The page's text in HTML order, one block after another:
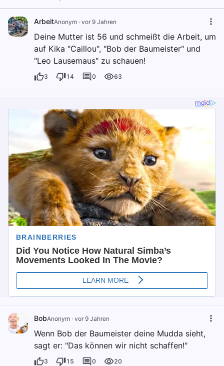
ArbeitAnonym · vor 9 Jahren
Deine Mutter ist 56 und schmeißt die Arbeit, um
auf Kika "Caillou", "Bob der Baumeister" und
"Leo Lausemaus" zu schauen!
3 14 0 63
BobAnonym · vor 9 Jahren
Wenn Bob der Baumeister deine Mudda sieht,
sagt er: "Das können wir nicht schaffen!"
3 15 0 20